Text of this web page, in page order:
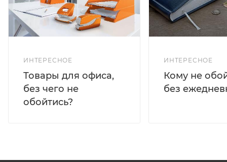
ИНТЕРЕСНОЕ
Товары для офиса,
без чего не
обойтись?
ИНТЕРЕСНОЕ
Кому не
без